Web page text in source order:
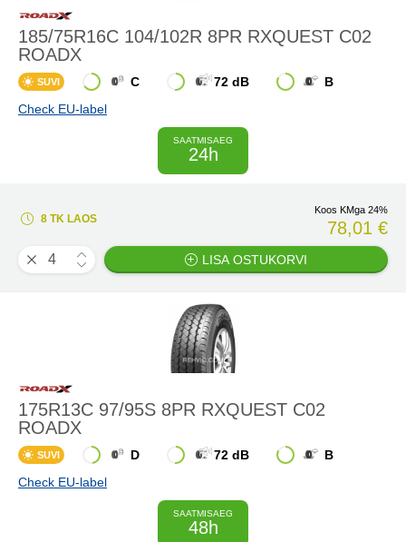
185/75R16C 104/102R 8PR RXQUEST C02
ROADX
SUVI C 72 dB
B
Check EU-label
SAATMISAEG
24h
8 TK LAOS
Koos KMga 24%
78,01 €
LISA OSTUKORVI
175R13C 97/95S 8PR RXQUEST C02
ROADX
SUVI D 72 dB
B
Check EU-label
SAATMISAEG
48h